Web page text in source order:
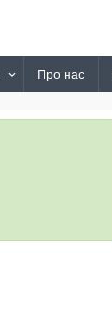
Про нас